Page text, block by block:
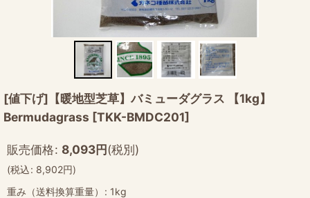
[値下げ]【暖地型芝草】バミューダグラス 【1kg】
Bermudagrass [TKK-BMDC201]
販売価格: 8,093円(税別)
(税込: 8,902円)
重み（送料換算重量）
: 1kg